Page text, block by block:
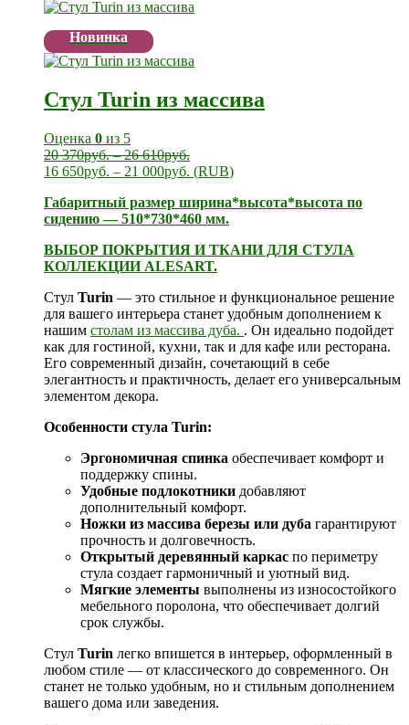
Новинка
Стул Turin из массива
Оценка 0 из 5
20 370руб.–26 610руб.
16 650руб. – 21 000руб. (RUB)
Габаритный размер ширина*высота*высота по
сидению — 510*730*460 мм.
ВЫБОР ПОКРЫТИЯ И ТКАНИ ДЛЯ СТУЛА
КОЛЛЕКЦИИ ALESART.
Стул Turin — это стильное и функциональное решение
для вашего интерьера станет удобным дополнением к
нашим столам из массива дуба. . Он идеально подойдет
как для гостиной, кухни, так и для кафе или ресторана.
Его современный дизайн, сочетающий в себе
элегантность и практичность, делает его универсальным
элементом декора.
Особенности стула Turin:
Эргономичная спинка обеспечивает комфорт и
поддержку спины.
Удобные подлокотники добавляют
дополнительный комфорт.
Ножки из массива березы или дуба гарантируют
прочность и долговечность.
Открытый деревянный каркас по периметру
стула создает гармоничный и уютный вид.
Мягкие элементы выполнены из износостойкого
мебельного поролона, что обеспечивает долгий
срок службы.
Стул Turin легко впишется в интерьер, оформленный в
любом стиле — от классического до современного. Он
станет не только удобным, но и стильным дополнением
вашего дома или заведения.